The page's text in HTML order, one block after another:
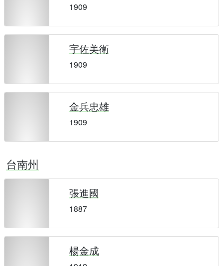
1909
宇佐美衛
1909
金兵忠雄
1909
台南州
張進國
1887
楊金成